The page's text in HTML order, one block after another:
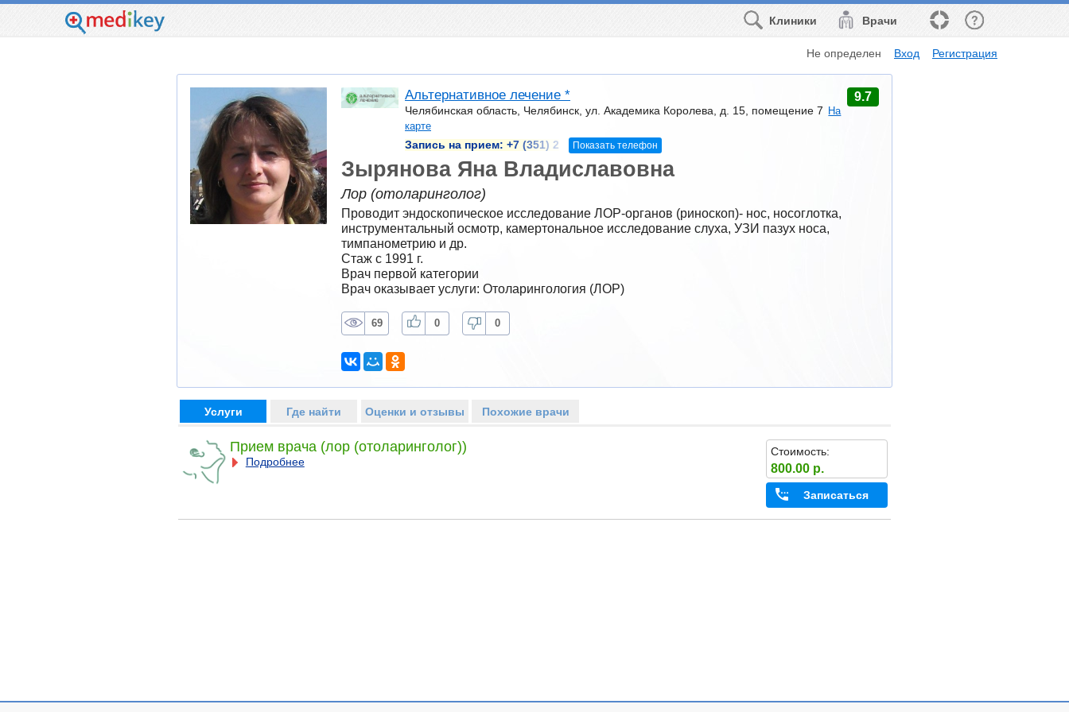
Врачи
Клиники
Не определен Вход Регистрация
Альтернативное лечение *
Челябинская область, Челябинск, ул. Академика Королева, д. 15, помещение 7 На
карте
Запись на прием: +7 (351) 2 Показать телефон
9.7
Зырянова Яна Владиславовна
Лор (отоларинголог)
Проводит эндоскопическое исследование ЛОР-​органов (риноскоп)- нос, носоглотка,
инструментальный осмотр, камертональное исследование слуха, УЗИ пазух носа,
тимпанометрию и др.
Стаж с 1991 г.
Врач первой категории
Врач оказывает услуги: Отоларингология (ЛОР)
69 0 0
Услуги Где найти Оценки и отзывы Похожие врачи
Прием врача (лор (отоларинголог))
Подробнее
Стоимость:
800.00 р.
Записаться